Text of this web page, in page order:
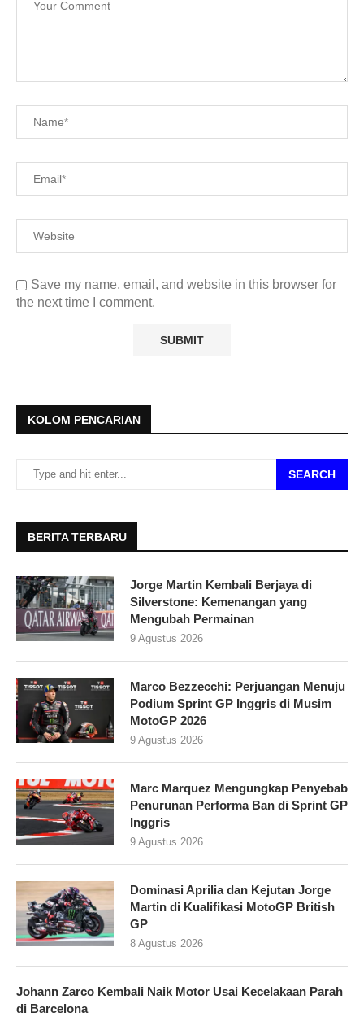
Save my name, email, and website in this browser for
the next time I comment.
KOLOM PENCARIAN
SEARCH
BERITA TERBARU
Jorge Martin Kembali Berjaya di
Silverstone: Kemenangan yang
Mengubah Permainan
9 Agustus 2026
Marco Bezzecchi: Perjuangan Menuju
Podium Sprint GP Inggris di Musim
MotoGP 2026
9 Agustus 2026
Marc Marquez Mengungkap Penyebab
Penurunan Performa Ban di Sprint GP
Inggris
9 Agustus 2026
Dominasi Aprilia dan Kejutan Jorge
Martin di Kualifikasi MotoGP British
GP
8 Agustus 2026
Johann Zarco Kembali Naik Motor Usai Kecelakaan Parah
di Barcelona